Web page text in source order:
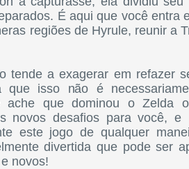
É aqui que você entra
regiões de Hyrule, reunir a
tende a exagerar em refazer
que isso não é
ache que dominou o Zelda
novos desafios para você,
este jogo de qualquer
divertida que pode ser
novos!